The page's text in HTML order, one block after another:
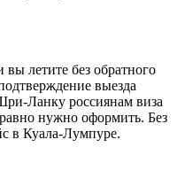
летите без обратного
выезда
Ланку россиянам виза
нужно оформить. Без
в Куала-Лумпуре.